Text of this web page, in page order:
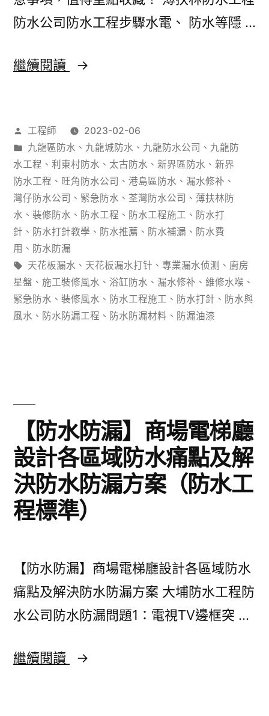
裝
先
防水公司防水工程步驟水電、 防水等隱 …
繼續閱讀
防
程
步
驟
圖
解
家
裝
水
電、
收
注
意
事
項，
重
點
收
藏！
作
者：
工程師
2023-02-06
分
類：
九龍區防水 、 九龍城防水 、 九龍防水公司 、 九龍防
水工程 、 利東村防水 、 太古防水 、 新界區防水 、 新界
防水工程 、 旺角防水公司 、 港島區防水 、 漏水修补 、
灣仔防水公司 、 緊急防水 、 荃灣防水公司 、 薄扶林防
水 、 裝修防水 、 防水工程 、 防水工程施工 、 防水打
針 、 防水打針教學 、 防水推薦 、 防水補漏 、 防水費
用 、 防水防漏
標
籤:
天花板漏水 、 天花板漏水打针 、 專業漏水侦测 、 廚房
星盤 、 施工裝修風水 、 浴缸防水 、 漏水修补 、 維修水喉 、
緊急防水 、 裝修風水 、 防水工程施工 、 防水打針 、 防水與
風水 、 防水防漏工程 、 防水防漏材料 、 防漏油漆
【防水防漏】商場電梯廳
設計各區域防水痛點及解
決防水防漏方案（防水工
程標準）
【防水防漏】商場電梯廳設計各區域防水
痛點及解決防水防漏方案 大埔防水工程防
水公司防水防漏問題1：電視TV邊框突 …
繼續閱讀
【防